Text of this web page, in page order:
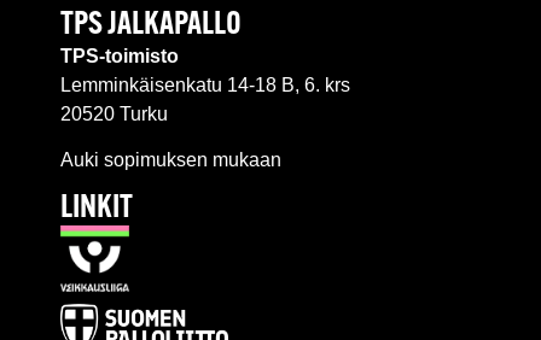
TPS JALKAPALLO
TPS-toimisto
Lemminkäisenkatu 14-18 B, 6. krs
20520 Turku
Auki sopimuksen mukaan
LINKIT